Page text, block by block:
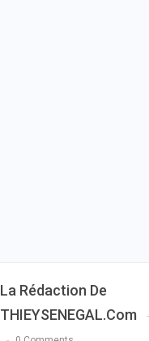
La Rédaction De
THIEYSENEGAL.com